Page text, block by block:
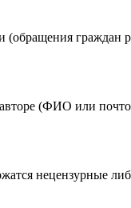
граждан
(ФИО или
нецензурные